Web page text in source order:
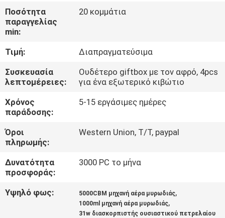
ΠΟΙΟΤΙΚΌΣ
ΈΛΕΓΧΟΣ
ΜΑΣ
ΕΛΆΤΕ
ΕΠΑΦΉ
ΜΕ
ΖΗΤΉΣΤΕ
ΈΝΑ
ΑΠΌΣΠΑΣΜΑ
Ποσότητα
παραγγελίας
min:
20 κομμάτια
Τιμή:
Διαπραγματεύσιμα
Συσκευασία
λεπτομέρειες:
Ουδέτερο giftbox με τον αφρό, 4pcs
για ένα εξωτερικό κιβώτιο
Χρόνος
παράδοσης:
5-15 εργάσιμες ημέρες
Όροι
πληρωμής:
Western Union, T/T, paypal
Δυνατότητα
προσφοράς:
3000 PC το μήνα
Υψηλό φως: 5000CBM μηχανή αέρα μυρωδιάς,
1000ml μηχανή αέρα μυρωδιάς,
31w διασκορπιστής ουσιαστικού πετρελαίου